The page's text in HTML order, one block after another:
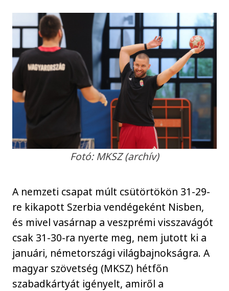
Fotó: MKSZ (archív)
A nemzeti csapat múlt csütörtökön 31-29-
re kikapott Szerbia vendégeként Nisben,
és mivel vasárnap a veszprémi visszavágót
csak 31-30-ra nyerte meg, nem jutott ki a
januári, németországi világbajnokságra. A
magyar szövetség (MKSZ) hétfőn
szabadkártyát igényelt, amiről a